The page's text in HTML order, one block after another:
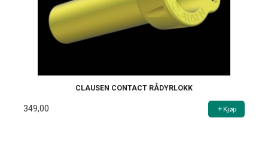
CLAUSEN CONTACT RÅDYRLOKK
349,00 Kjøp